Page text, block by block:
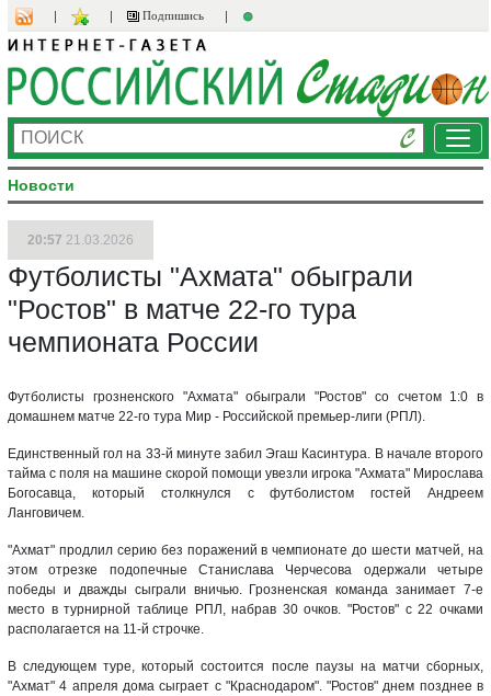
Подпишись
Новости
20:57 21.03.2026
Футболисты "Ахмата" обыграли
"Ростов" в матче 22-го тура
чемпионата России
Футболисты грозненского "Ахмата" обыграли "Ростов" со счетом 1:0 в
домашнем матче 22-го тура Мир - Российской премьер-лиги (РПЛ).
Единственный гол на 33-й минуте забил Эгаш Касинтура. В начале второго
тайма с поля на машине скорой помощи увезли игрока "Ахмата" Мирослава
Богосавца, который столкнулся с футболистом гостей Андреем
Ланговичем.
"Ахмат" продлил серию без поражений в чемпионате до шести матчей, на
этом отрезке подопечные Станислава Черчесова одержали четыре
победы и дважды сыграли вничью. Грозненская команда занимает 7-е
место в турнирной таблице РПЛ, набрав 30 очков. "Ростов" с 22 очками
располагается на 11-й строчке.
В следующем туре, который состоится после паузы на матчи сборных,
"Ахмат" 4 апреля дома сыграет с "Краснодаром". "Ростов" днем позднее в